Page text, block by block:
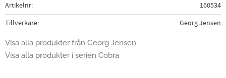
Artikelnr
160534
Tillverkare
Georg Jensen
Visa alla produkter från Georg Jensen
Visa alla produkter i serien Cobra